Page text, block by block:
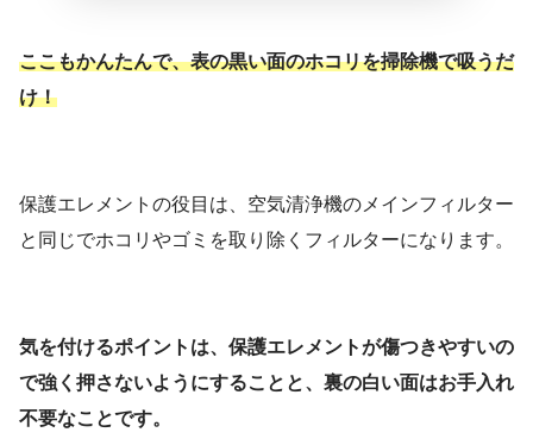
ここもかんたんで、表の黒い面のホコリを掃除機で吸うだ
け！
保護エレメントの役目は、空気清浄機のメインフィルター
と同じでホコリやゴミを取り除くフィルターになります。
気を付けるポイントは、保護エレメントが傷つきやすいの
で強く押さないようにすることと、裏の白い面はお手入れ
不要なことです。